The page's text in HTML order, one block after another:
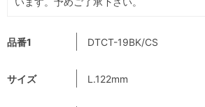
品番1 DTCT-19BK/CS
サイズ L.122mm